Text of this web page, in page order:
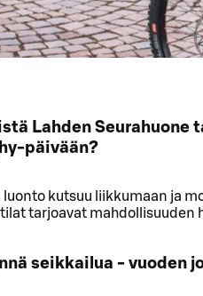
Lahden Seurahuone
päivään?
luonto kutsuu liikkumaan ja
tarjoavat mahdollisuuden
seikkailua - vuoden